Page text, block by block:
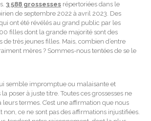
3 588 grossesses répertoriées dans le
de septembre 2022 à avril 2023. Des
ont été révélés au grand public par les
filles dont la grande majorité sont des
de très jeunes filles. Mais, combien d’entre
mères ? Sommes-nous tentées de se le
semble impromptue ou malaisante et
poser à juste titre. Toutes ces grossesses ne
leurs termes. C’est une affirmation que nous
non, ce ne sont pas des affirmations injustifiées.